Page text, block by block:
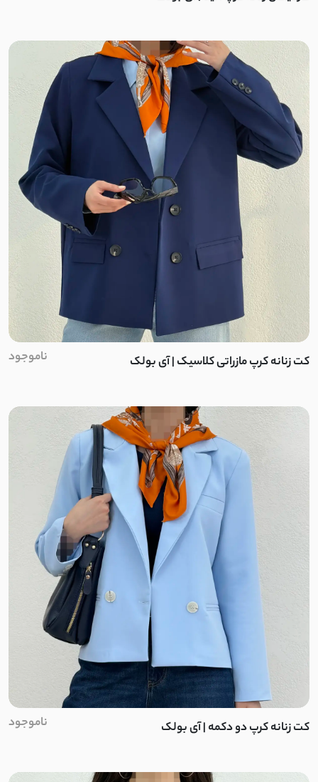
میکرو تنسل
الیزه
کتان صابونی
پوپلین نخ
لینن ترک
لینن مشبک
لینن ایتالیایی
پفکی
پرشیا
پنبه ضخیم
نخ و پنبه ضخیم
وول
لمروز
اسپان تو کرک
دلوا کتان
هایدی تی سی
سویید
توییت
کت زنانه کرپ مازراتی کلاسیک | آی بولک ناموجود
کت زنانه کرپ دو دکمه | آی بولک ناموجود